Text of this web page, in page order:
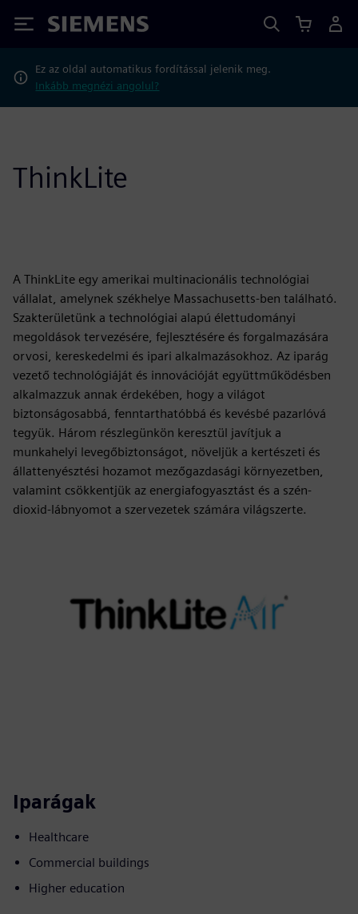
Siemens
Ez az oldal automatikus fordítással jelenik meg.
Inkább megnézi angolul?
ThinkLite
A ThinkLite egy amerikai multinacionális technológiai
vállalat, amelynek székhelye Massachusetts-ben található.
Szakterületünk a technológiai alapú élettudományi
megoldások tervezésére, fejlesztésére és forgalmazására
orvosi, kereskedelmi és ipari alkalmazásokhoz. Az iparág
vezető technológiáját és innovációját együttműködésben
alkalmazzuk annak érdekében, hogy a világot
biztonságosabbá, fenntarthatóbbá és kevésbé pazarlóvá
tegyük. Három részlegünkön keresztül javítjuk a
munkahelyi levegőbiztonságot, növeljük a kertészeti és
állattenyésztési hozamot mezőgazdasági környezetben,
valamint csökkentjük az energiafogyasztást és a szén-
dioxid-lábnyomot a szervezetek számára világszerte.
Iparágak
Healthcare
Commercial buildings
Higher education